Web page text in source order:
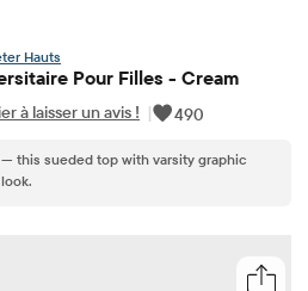
Hauts
Pour Filles - Cream
à laisser un avis ! | 490
this sueded top with varsity graphic